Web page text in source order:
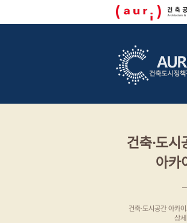
건축·도시
아카
건축·도시공간 아카
상